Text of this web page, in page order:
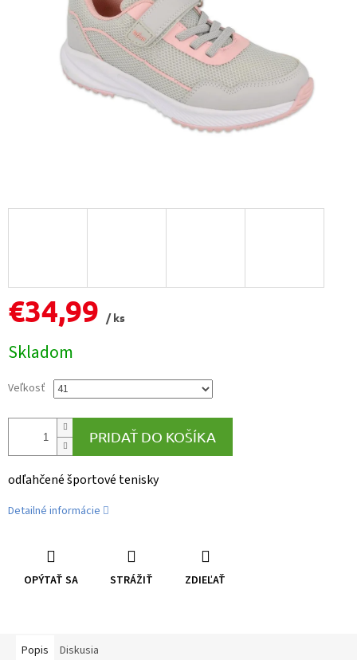
€34,99
/ ks
cena:
Skladom
Veľkosť
PRIDAŤ DO KOŠÍKA
odľahčené športové tenisky
Detailné informácie
OPÝTAŤ SA STRÁŽIŤ ZDIEĽAŤ
Popis Diskusia